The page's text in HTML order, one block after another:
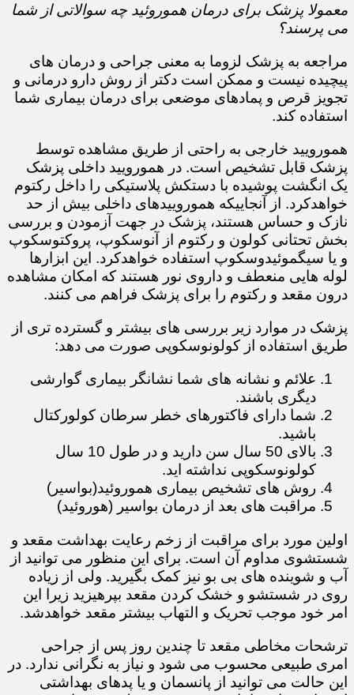
معمولا پزشک برای درمان هموروئید چه سوالاتی از شما
می پرسند؟
مراجعه به پزشک لزوما به معنی جراحی و درمان های
پیچیده نیست و ممکن است دکتر از روش دارو درمانی و
تجویز قرص و پمادهای موضعی برای درمان بیماری شما
استفاده کند.​​​​​​​
همورویید خارجی به راحتی از طریق مشاهده توسط
پزشک قابل تشخیص است. در همورویید داخلی پزشک
یک انگشت پوشیده با دستکش پلاستیکی را داخل رکتوم
خواهدکرد. از آنجاییکه هموروییدهای داخلی بیش از حد
نازک و حساس هستند، پزشک در جهت آزمودن و بررسی
بخش تحتانی کولون و رکتوم از آنوسکوپ، پروکتوسکوپ
و یا سیگموئیدوسکوپ استفاده خواهدکرد. این ابزارها
لوله هایی منعطف و داروی نور هستند که امکان مشاهده
درون مقعد و رکتوم را برای پزشک فراهم می کنند.
پزشک در موارد زیر بررسی های بیشتر و گسترده تری از
طریق استفاده از کولونوسکوپی صورت می دهد:
علائم و نشانه های شما نشانگر بیماری گوارشی
دیگری باشند.
شما دارای فاکتورهای خطر سرطان کولورکتال
باشید.
بالای 50 سال سن دارید و در طول 10 سال
کولونوسکوپی نداشته اید.​​​​​
روش های تشخیص بیماری هموروئید(بواسیر)
مراقبت های بعد از درمان بواسیر (هوروئید)
اولین مورد برای مراقبت از زخم رعایت بهداشت مقعد و
شستشوی مداوم آن است. برای این منظور می توانید از
آب و شوینده های بی بو نیز کمک بگیرید. ولی از زیاده
روی در شستشو و خشک کردن مقعد بپرهیزید زیرا این
امر خود موجب تحریک و التهاب بیشتر مقعد خواهدشد.
ترشحات مخاطی مقعد تا چندین روز پس از جراحی
امری طبیعی محسوب می شود و نیاز به نگرانی ندارد. در
این حالت می توانید از پانسمان و یا پدهای بهداشتی